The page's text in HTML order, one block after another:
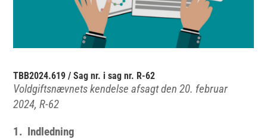
TBB2024.619 / Sag nr. i sag nr. R-62
Voldgiftsnævnets kendelse afsagt den 20. februar
2024, R-62
1. Indledning